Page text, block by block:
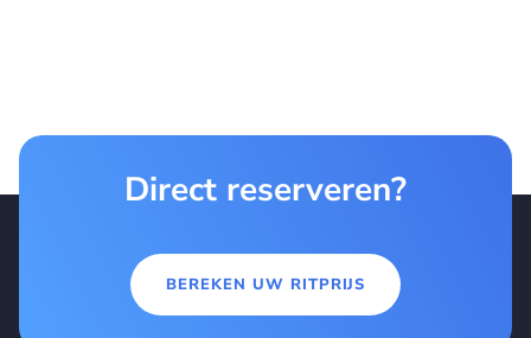
Direct reserveren?
BEREKEN UW RITPRIJS